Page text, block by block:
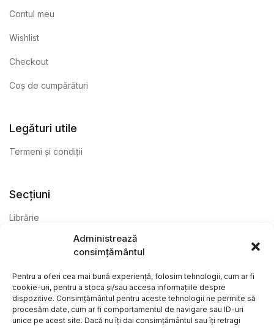
Administrează
consimțământul
Pentru a oferi cea mai bună experiență, folosim tehnologii, cum ar fi
cookie-uri, pentru a stoca și/sau accesa informațiile despre
dispozitive. Consimțământul pentru aceste tehnologii ne permite să
procesăm date, cum ar fi comportamentul de navigare sau ID-uri
unice pe acest site. Dacă nu îți dai consimțământul sau îți retragi
Contul meu
Wishlist
Checkout
Coș de cumpărături
Legături utile
Termeni și condiții
Secțiuni
Librărie